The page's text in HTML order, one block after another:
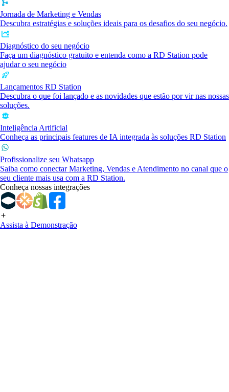
Jornada de Marketing e Vendas
Descubra estratégias e soluções ideais para os desafios do seu negócio.
Diagnóstico do seu negócio
Faça um diagnóstico gratuito e entenda como a RD Station pode
ajudar o seu negócio
Lançamentos RD Station
Descubra o que foi lançado e as novidades que estão por vir nas nossas
soluções.
Inteligência Artificial
Conheça as principais features de IA integrada às soluções RD Station
Profissionalize seu Whatsapp
Saiba como conectar Marketing, Vendas e Atendimento no canal que o
seu cliente mais usa com a RD Station.
Conheça nossas integrações
Assista à Demonstração